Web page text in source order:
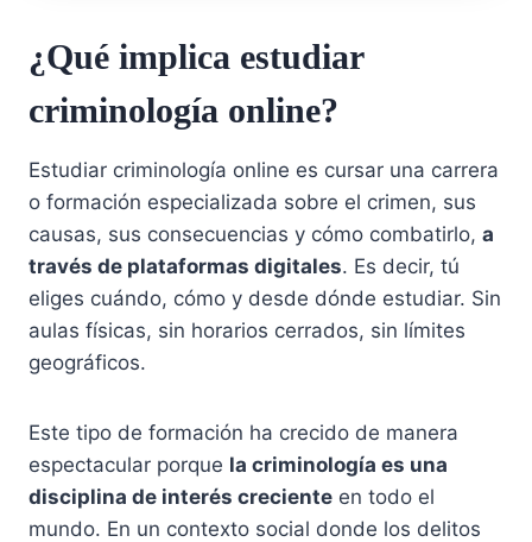
¿Qué implica estudiar
criminología online?
Estudiar criminología online es cursar una carrera
o formación especializada sobre el crimen, sus
causas, sus consecuencias y cómo combatirlo, a
través de plataformas digitales. Es decir, tú
eliges cuándo, cómo y desde dónde estudiar. Sin
aulas físicas, sin horarios cerrados, sin límites
geográficos.
Este tipo de formación ha crecido de manera
espectacular porque la criminología es una
disciplina de interés creciente en todo el
mundo. En un contexto social donde los delitos